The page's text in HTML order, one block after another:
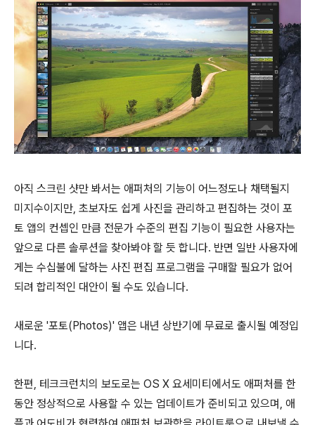
아직 스크린 샷만 봐서는 애퍼처의 기능이 어느정도나 채택될지
미지수이지만, 초보자도 쉽게 사진을 관리하고 편집하는 것이 포
토 앱의 컨셉인 만큼 전문가 수준의 편집 기능이 필요한 사용자는
앞으로 다른 솔루션을 찾아봐야 할 듯 합니다. 반면 일반 사용자에
게는 수십불에 달하는 사진 편집 프로그램을 구매할 필요가 없어
되려 합리적인 대안이 될 수도 있습니다.
새로운 '포토(Photos)' 앱은 내년 상반기에 무료로 출시될 예정입
니다.
한편, 테크크런치의 보도로는 OS X 요세미티에서도 애퍼처를 한
동안 정상적으로 사용할 수 있는 업데이트가 준비되고 있으며, 애